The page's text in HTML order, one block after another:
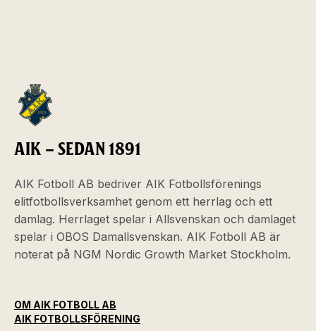
AIK – SEDAN 1891
AIK Fotboll AB bedriver AIK Fotbollsförenings
elitfotbollsverksamhet genom ett herrlag och ett
damlag. Herrlaget spelar i Allsvenskan och damlaget
spelar i OBOS Damallsvenskan. AIK Fotboll AB är
noterat på NGM Nordic Growth Market Stockholm.
OM AIK FOTBOLL AB
AIK FOTBOLLSFÖRENING